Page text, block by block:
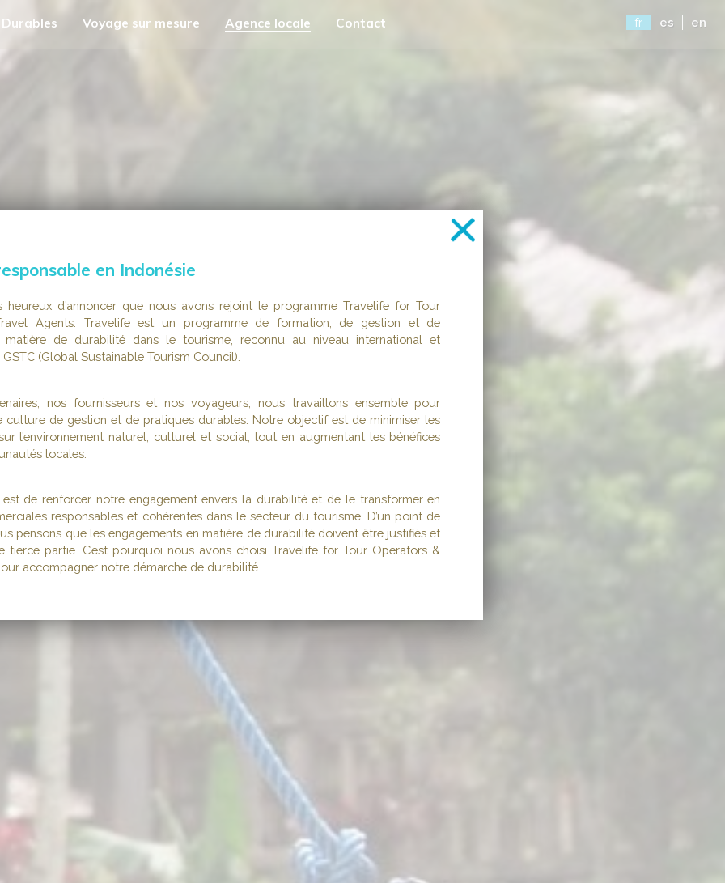
Voyage sur mesure Agence locale Contact en
es
fr
en Indonésie
d’annoncer que nous avons rejoint le programme Travelife for Tour
Agents. Travelife est un programme de formation, de gestion et de
matière de durabilité dans le tourisme, reconnu au niveau international et
(Global Sustainable Tourism Council).
nos fournisseurs et nos voyageurs, nous travaillons ensemble pour
culture de gestion et de pratiques durables. Notre objectif est de minimiser les
l’environnement naturel, culturel et social, tout en augmentant les bénéfices
locales.
de renforcer notre engagement envers la durabilité et de le transformer en
responsables et cohérentes dans le secteur du tourisme. D’un point de
pensons que les engagements en matière de durabilité doivent être justifiés et
tierce partie. C’est pourquoi nous avons choisi Travelife for Tour Operators &
accompagner notre démarche de durabilité.